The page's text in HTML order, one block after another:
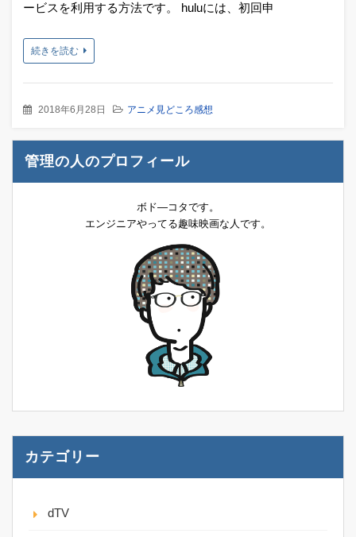
ービスを利用する方法です。 huluには、初回申
続きを読む
2018年6月28日 アニメ見どころ感想
管理の人のプロフィール
ボド―コタです。
エンジニアやってる趣味映画な人です。
カテゴリー
dTV